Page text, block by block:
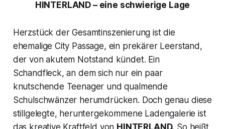
HINTERLAND – eine schwierige Lage
Herzstück der Gesamtinszenierung ist die
ehemalige City Passage, ein prekärer Leerstand,
der von akutem Notstand kündet. Ein
Schandfleck, an dem sich nur ein paar
knutschende Teenager und qualmende
Schulschwänzer herumdrücken. Doch genau diese
stillgelegte, heruntergekommene Ladengalerie ist